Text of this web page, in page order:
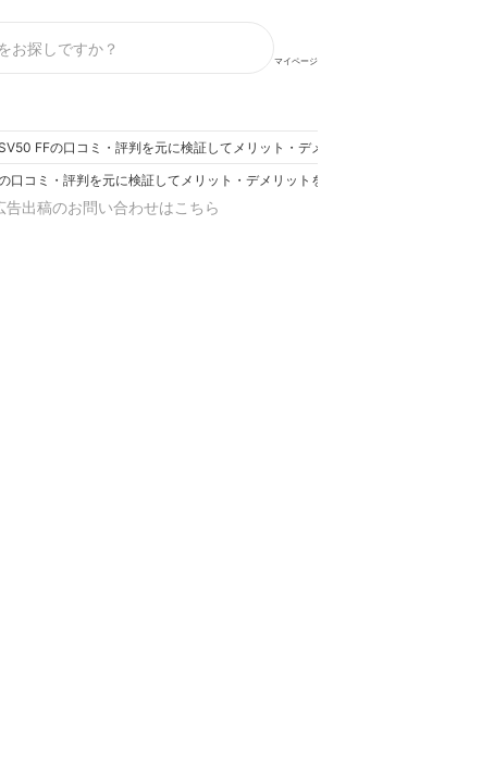
マイページ
FFの口コミ・評判を元に検証してメリット・デメリットを徹底レビュー
コミ・評判を元に検証してメリット・デメリットを徹底レビュー
告出稿のお問い合わせはこちら